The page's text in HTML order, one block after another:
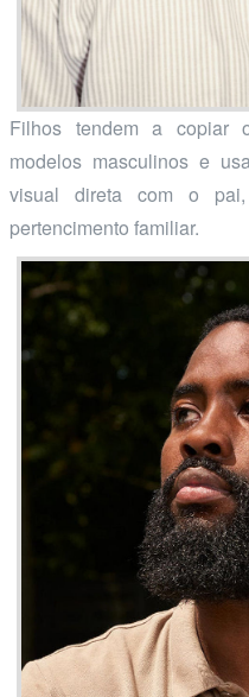
Filhos tendem a copiar
modelos masculinos e
visual direta com o
pertencimento familiar.